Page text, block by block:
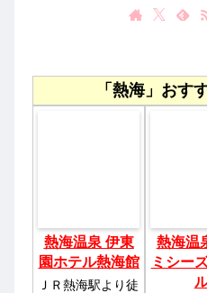
「熱海」おす
熱海温泉 伊東
園ホテル熱海館
ＪＲ熱海駅より徒
熱海温
ミシー